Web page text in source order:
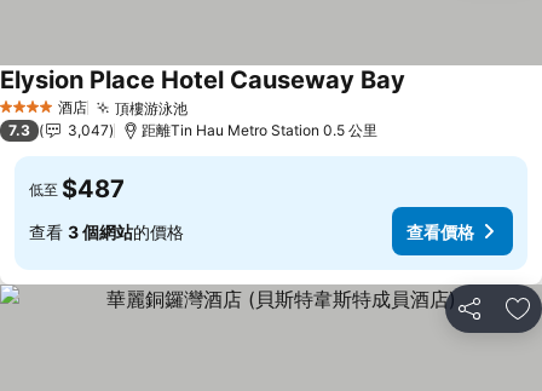
4 星級 酒店 頂樓游泳池
Elysion Place Hotel Causeway Bay
7.3 3,047 距離Tin Hau Metro Station 0.5 公里
低至 $487
查看 3 個網站的價格 查看價格
分享 放